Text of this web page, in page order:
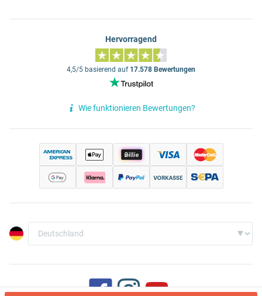
Hervorragend
4,5/5 basierend auf 17.578 Bewertungen
Wie funktionieren Bewertungen?